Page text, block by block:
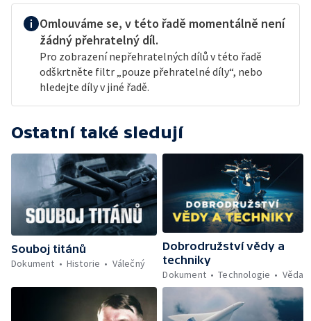
Omlouváme se, v této řadě momentálně není
žádný přehratelný díl.
Pro zobrazení nepřehratelných dílů v této řadě
odškrtněte filtr „pouze přehratelné díly“, nebo
hledejte díly v jiné řadě.
Ostatní také sledují
Souboj titánů
Dokument
Historie Válečný
Dobrodružství vědy a
techniky
Dokument
Technologie Věda